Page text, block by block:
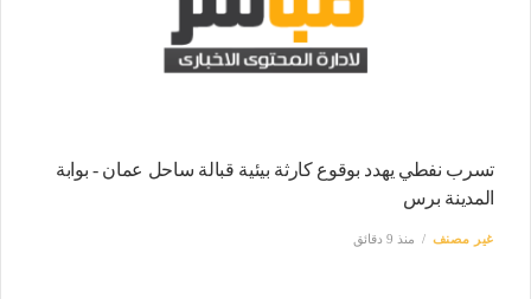
تسرب نفطي يهدد بوقوع كارثة بيئية قبالة ساحل عمان - بوابة
المدينة برس
غير مصنف منذ 9 دقائق